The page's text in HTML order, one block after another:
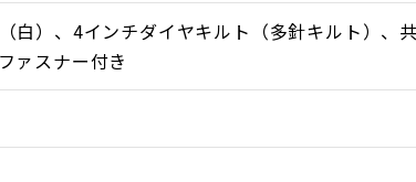
心地が自慢です。
ので清潔に使えます。
（白）、4インチダイヤキルト（多針キルト）
ァスナー付き